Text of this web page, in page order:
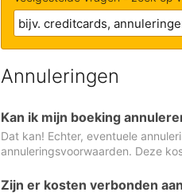
Annuleringen
Kan ik mijn boeking
Dat kan! Echter, eventuele
annuleringsvoorwaarden. Deze
Zijn er kosten verbonden